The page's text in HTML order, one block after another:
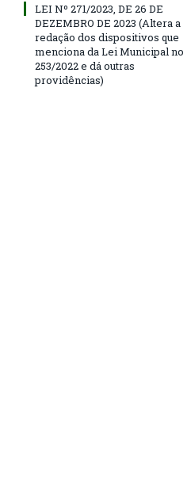
LEI Nº 271/2023, DE 26 DE
DEZEMBRO DE 2023 (Altera a
redação dos dispositivos que
menciona da Lei Municipal no
253/2022 e dá outras
providências)